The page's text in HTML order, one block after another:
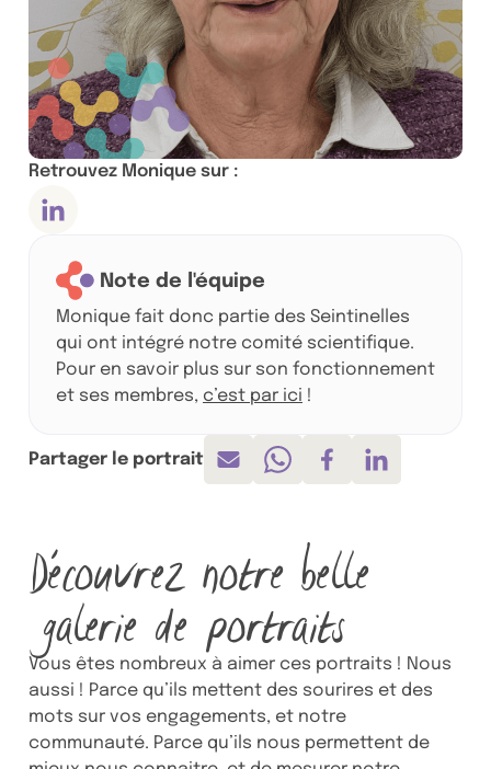
Retrouvez Monique sur :
Compte Linkedin, ouvre dans un nouvel onglet
Note de l'équipe
Monique fait donc partie des Seintinelles
qui ont intégré notre comité scientifique.
Pour en savoir plus sur son fonctionnement
et ses membres, c’est par ici !
Partager le portrait Envoyer par mail
Partager sur Whatsapp
Partager sur
Partager sur
Découvrez notre belle
galerie de portraits
Vous êtes nombreux à aimer ces portraits ! Nous
aussi ! Parce qu’ils mettent des sourires et des
mots sur vos engagements, et notre
communauté. Parce qu’ils nous permettent de